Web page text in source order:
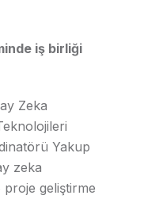
iş birliği
Zeka
Yakup
zeka
proje geliştirme